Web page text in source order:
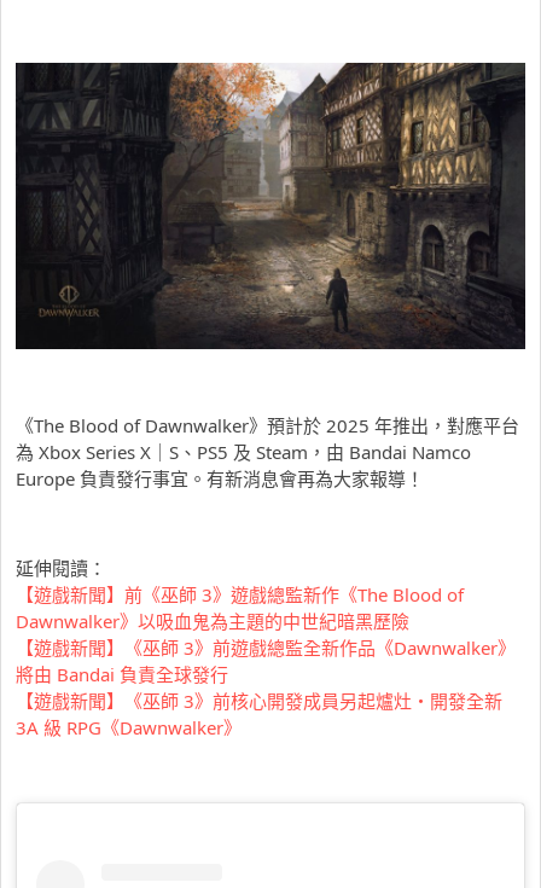
《The Blood of Dawnwalker》預計於 2025 年推出，對應平台
為 Xbox Series X｜S、PS5 及 Steam，由 Bandai Namco
Europe 負責發行事宜。有新消息會再為大家報導！
延伸閱讀：
【遊戲新聞】前《巫師 3》遊戲總監新作《The Blood of
Dawnwalker》以吸血鬼為主題的中世紀暗黑歷險
【遊戲新聞】《巫師 3》前遊戲總監全新作品《Dawnwalker》
將由 Bandai 負責全球發行
【遊戲新聞】《巫師 3》前核心開發成員另起爐灶・開發全新
3A 級 RPG《Dawnwalker》